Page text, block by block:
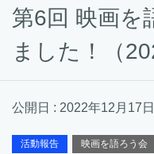
第6回 映画を
ました！（
公開日 : 2022年12月17日
活動報告 映画を語ろう会